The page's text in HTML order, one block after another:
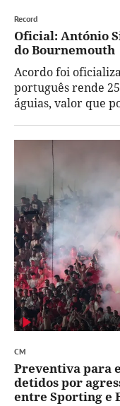
Record
Oficial: António
do Bournemouth
Acordo foi
português rende
águias, valor que
CM
Preventiva para
detidos por
entre Sporting e